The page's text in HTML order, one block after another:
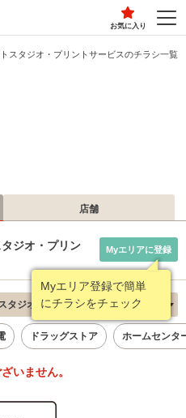
お気に入り
スタジオ・プリントサービスのチラシ一覧
店舗
ジオ・プリン
Myエリア登録で簡単
にチラシをチェック
Myエリアに登録
オ・プリントサービス 新着順
ドラッグストア ホームセンタ
いません。